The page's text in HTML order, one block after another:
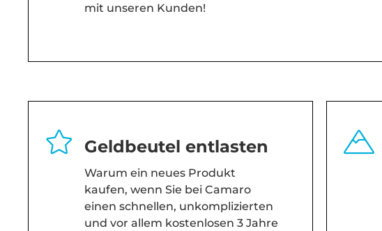
mit unseren Kunden!
Geldbeutel entlasten
Warum ein neues Produkt
kaufen, wenn Sie bei Camaro
einen schnellen, unkomplizierten
und vor allem kostenlosen 3 Jahre